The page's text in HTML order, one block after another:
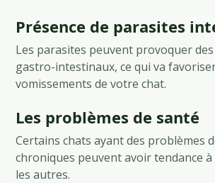
Présence de parasites
Les parasites peuvent provoquer
gastro-intestinaux, ce qui va
vomissements de votre chat.
Les problèmes de santé
Certains chats ayant des problèmes
chroniques peuvent avoir tendance
les autres.